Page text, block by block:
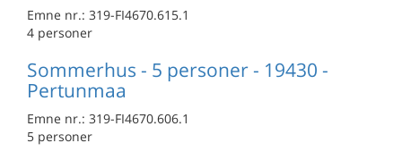
Emne nr.: 319-FI4670.615.1
4 personer
Sommerhus - 5 personer - 19430 -
Pertunmaa
Emne nr.: 319-FI4670.606.1
5 personer